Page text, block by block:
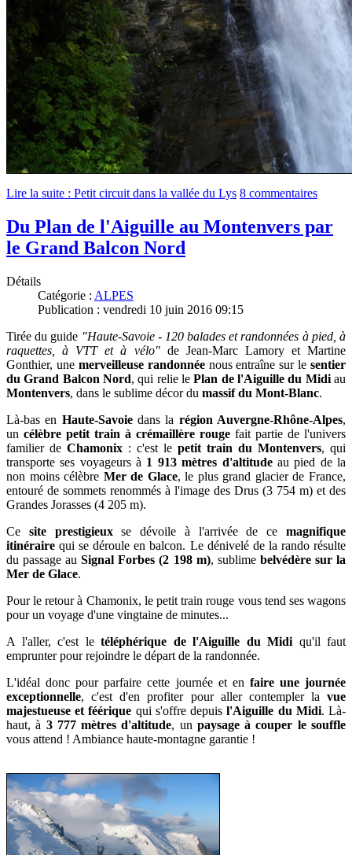
Lire la suite : Petit circuit dans la vallée du Lys 8 commentaires
Du Plan de l'Aiguille au Montenvers par
le Grand Balcon Nord
Détails
Catégorie : ALPES
Publication : vendredi 10 juin 2016 09:15
Tirée du guide "Haute-Savoie - 120 balades et randonnées à pied, à
raquettes, à VTT et à vélo"de Jean-Marc Lamory et Martine
Gonthier, une merveilleuse randonnéenous entraîne sur le sentier
du Grand Balcon Nord, qui relie lePlan de l'Aiguille du Midiau
Montenvers, dans le sublime décor du massif du Mont-Blanc.
Là-basen Haute-Savoiedans la région Auvergne-Rhône-Alpes,
un célèbre petit train à crémaillère rouge fait partie de l'univers
familier de Chamonix : c'est le petit train du Montenvers, qui
transporte ses voyageurs à 1 913 mètres d'altitudeau pied de la
non moins célèbre Mer de Glace, le plus grand glacier de France,
entouré de sommets renommés à l'image des Drus (3 754 m) et des
Grandes Jorasses (4 205 m).
Ce
site prestigieuxse dévoile à l'arrivée de cemagnifique
itinéraire qui se déroule en balcon. Le dénivelé de la rando résulte
du passage auSignal Forbes (2 198 m), sublime belvédère sur la
Mer de Glace.
Pour le retour à Chamonix, le petittrain rouge vous tend ses wagons
pour un voyage d'une vingtaine de minutes...
A l'aller, c'est le téléphérique de l'Aiguille du Midi qu'il faut
emprunter pour rejoindre le départ de la randonnée.
L'idéal donc pour parfairecette journée et en faire une journée
exceptionnelle, c'est d'en profiter pour aller contempler la vue
majestueuse et féérique qui s'offre depuisl'Aiguille du Midi. Là-
haut, à 3 777 mètres d'altitude, un paysage à couper le souffle
vous attend ! Ambiance haute-montagne garantie !